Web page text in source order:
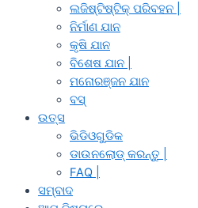
ଲଜିଷ୍ଟିଷ୍ଟିକ୍ ପରିବହନ |
ନିର୍ମାଣ ଯାନ
କୃଷି ଯାନ
ବିଶେଷ ଯାନ |
ମନୋରଞ୍ଜନ ଯାନ
ବସ୍
ଉତ୍ସ
ଭିଡିଓଗୁଡିକ
ଡାଉନଲୋଡ୍ କରନ୍ତୁ |
FAQ |
ସମ୍ବାଦ